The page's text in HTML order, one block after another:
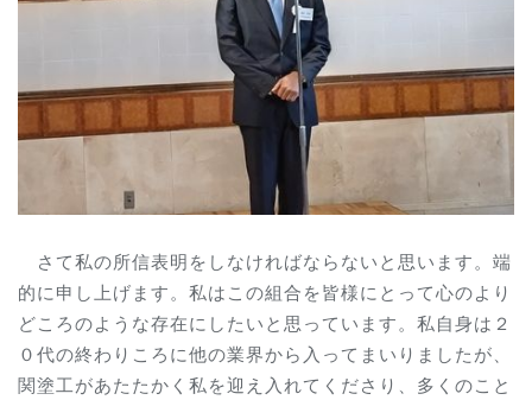
さて私の所信表明をしなければならないと思います。端
的に申し上げます。私はこの組合を皆様にとって心のより
どころのような存在にしたいと思っています。私自身は２
０代の終わりころに他の業界から入ってまいりましたが、
関塗工があたたかく私を迎え入れてくださり、多くのこと